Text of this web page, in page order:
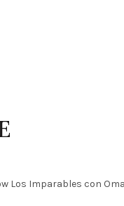
Los Imparables con